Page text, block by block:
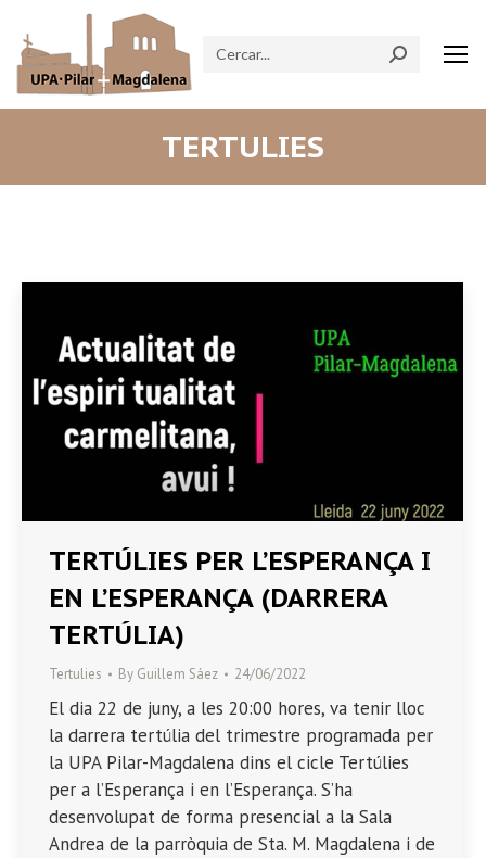
Search:
TERTULIES
TERTÚLIES PER L’ESPERANÇA I
EN L’ESPERANÇA (DARRERA
TERTÚLIA)
Tertulies By Guillem Sáez 24/06/2022
El dia 22 de juny, a les 20:00 hores, va tenir lloc
la darrera tertúlia del trimestre programada per
la UPA Pilar-Magdalena dins el cicle Tertúlies
per a l’Esperança i en l’Esperança. S’ha
desenvolupat de forma presencial a la Sala
Andrea de la parròquia de Sta. M. Magdalena i de